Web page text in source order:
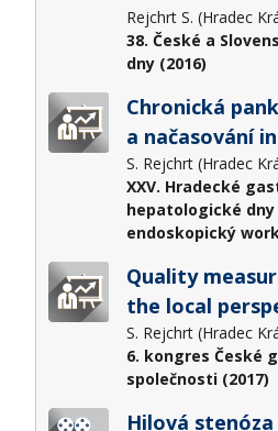
Rejchrt S. (Hradec
38. České a
dny (2016)
Chronická
a načasování
S. Rejchrt (Hradec
XXV. Hradecké
hepatologické dny
endoskopický
Quality
the local
S. Rejchrt (Hradec
6. kongres České
společnosti (2017)
Hilová